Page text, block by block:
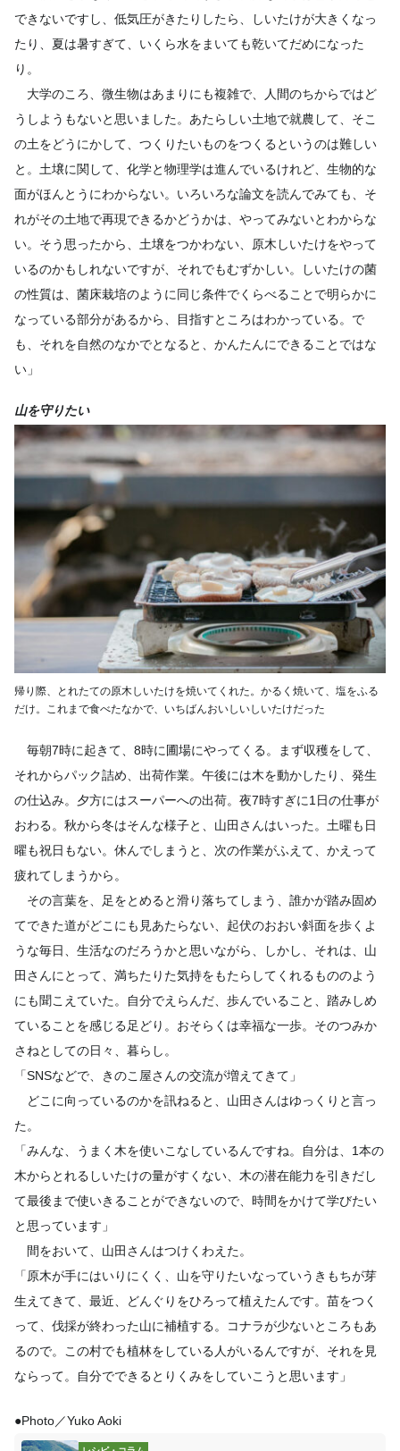
できないですし、低気圧がきたりしたら、しいたけが大きくなっ
たり、夏は暑すぎて、いくら水をまいても乾いてだめになった
り。
大学のころ、微生物はあまりにも複雑で、人間のちからではど
うしようもないと思いました。あたらしい土地で就農して、そこ
の土をどうにかして、つくりたいものをつくるというのは難しい
と。土壌に関して、化学と物理学は進んでいるけれど、生物的な
面がほんとうにわからない。いろいろな論文を読んでみても、そ
れがその土地で再現できるかどうかは、やってみないとわからな
い。そう思ったから、土壌をつかわない、原木しいたけをやって
いるのかもしれないですが、それでもむずかしい。しいたけの菌
の性質は、菌床栽培のように同じ条件でくらべることで明らかに
なっている部分があるから、目指すところはわかっている。で
も、それを自然のなかでとなると、かんたんにできることではな
い」
山を守りたい
帰り際、とれたての原木しいたけを焼いてくれた。かるく焼いて、塩をふる
だけ。これまで食べたなかで、いちばんおいしいしいたけだった
毎朝7時に起きて、8時に圃場にやってくる。まず収穫をして、
それからパック詰め、出荷作業。午後には木を動かしたり、発生
の仕込み。夕方にはスーパーへの出荷。夜7時すぎに1日の仕事が
おわる。秋から冬はそんな様子と、山田さんはいった。土曜も日
曜も祝日もない。休んでしまうと、次の作業がふえて、かえって
疲れてしまうから。
その言葉を、足をとめると滑り落ちてしまう、誰かが踏み固め
てできた道がどこにも見あたらない、起伏のおおい斜面を歩くよ
うな毎日、生活なのだろうかと思いながら、しかし、それは、山
田さんにとって、満ちたりた気持をもたらしてくれるもののよう
にも聞こえていた。自分でえらんだ、歩んでいること、踏みしめ
ていることを感じる足どり。おそらくは幸福な一歩。そのつみか
さねとしての日々、暮らし。
「SNSなどで、きのこ屋さんの交流が増えてきて」
どこに向っているのかを訊ねると、山田さんはゆっくりと言っ
た。
「みんな、うまく木を使いこなしているんですね。自分は、1本の
木からとれるしいたけの量がすくない、木の潜在能力を引きだし
て最後まで使いきることができないので、時間をかけて学びたい
と思っています」
間をおいて、山田さんはつけくわえた。
「原木が手にはいりにくく、山を守りたいなっていうきもちが芽
生えてきて、最近、どんぐりをひろって植えたんです。苗をつく
って、伐採が終わった山に補植する。コナラが少ないところもあ
るので。この村でも植林をしている人がいるんですが、それを見
ならって。自分でできるとりくみをしていこうと思います」
●Photo／Yuko Aoki